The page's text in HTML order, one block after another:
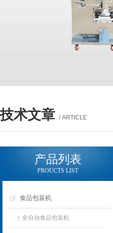
技术文章 / ARTICLE
产品列表
PROUCTS LIST
食品包装机
全自动食品包装机